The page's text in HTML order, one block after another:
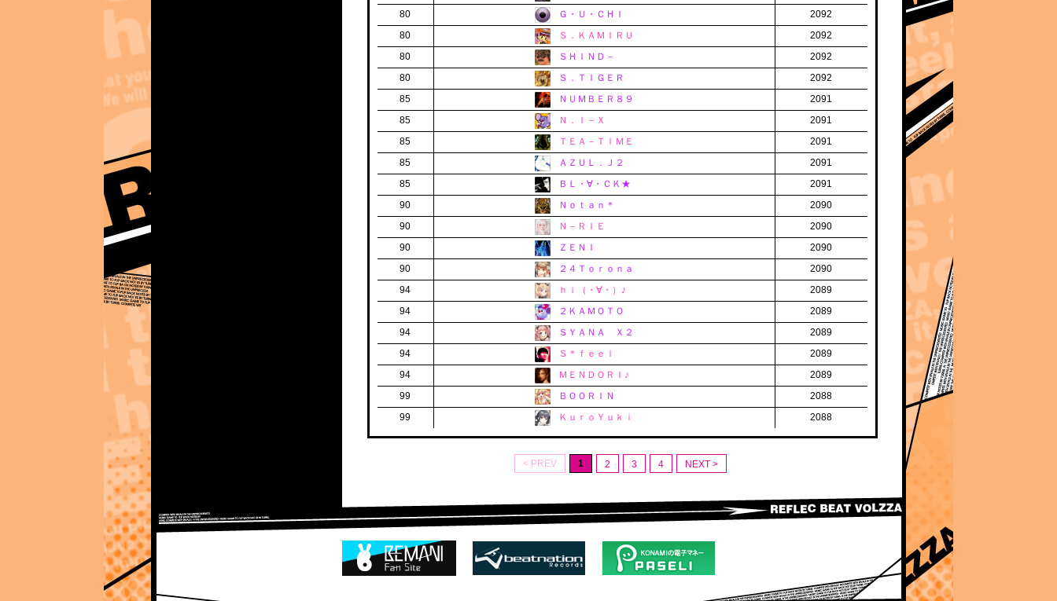
80
Ｇ・Ｕ・ＣＨＩ
2092
80
Ｓ．ＫＡＭＩＲＵ
2092
80
ＳＨＩＮＤ－
2092
80
Ｓ．ＴＩＧＥＲ
2092
85
ＮＵＭＢＥＲ８９
2091
85
Ｎ．Ｉ－Ｘ
2091
85
ＴＥＡ－ＴＩＭＥ
2091
85
ＡＺＵＬ．Ｊ２
2091
85
ＢＬ・∀・ＣＫ★
2091
90
Ｎｏｔａｎ＊
2090
90
Ｎ－ＲＩＥ
2090
90
ＺＥＮＩ
2090
90
２４Ｔｏｒｏｎａ
2090
94
ｈｉ（・∀・）♪
2089
94
２ＫＡＭＯＴＯ
2089
94
ＳＹＡＮＡ Ｘ２
2089
94
Ｓ＊ｆｅｅｌ
2089
94
ＭＥＮＤＯＲＩ♪
2089
99
ＢＯＯＲＩＮ
2088
99
ＫｕｒｏＹｕｋｉ 2088
< PREV 1 2 3 4 NEXT >